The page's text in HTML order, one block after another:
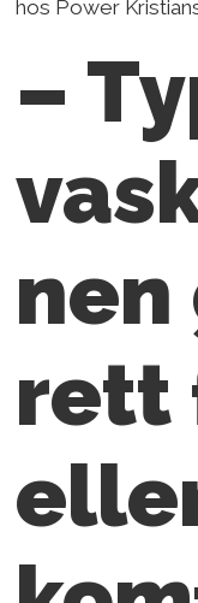
hos Power
–
nen
rett